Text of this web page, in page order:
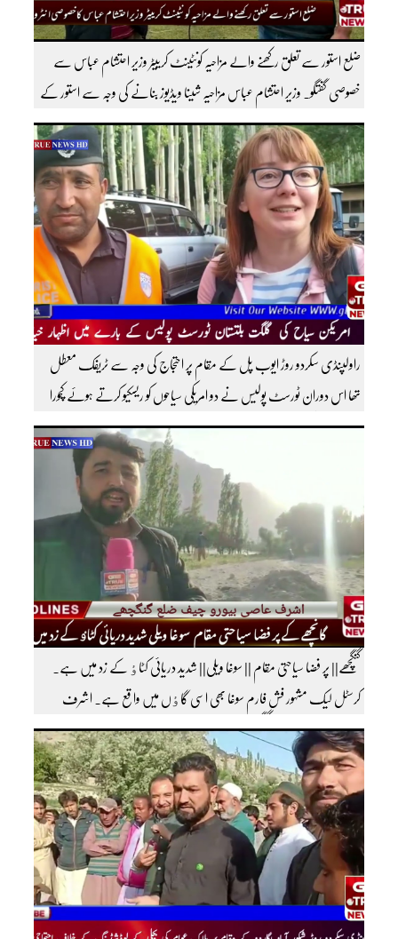
ضلع استور سے تعلق رکھنے والے مزاحیہ کونٹینٹ کرییٹر وزیر احتشام عباس سے
خصوصی گفتگو۔ وزیر احتشام عباس مزاحیہ شینا ویڈیوز بنانے کی وجہ سے استور کے
اندر کافی مشہور ہیں مزید اچھی اچھی ویڈیوز دیکھنے کے لئے ہمارے یوٹیوب چینل کو
سبسکرائب کریں
راولپنڈی سکردو روڑ ایوب پل کے مقام پر احتجاج کی وجہ سے ٹریفک معطل
تھا اس دوران ٹورسٹ پولیس نے دو امریکی سیاحوں کو ریسکیو کرتے ہوئے کچورا
پہنچایا تھا امریکی سیاحوں کی گلگت بلتستان ٹورسٹ پولیس کے بارے اظہار
خیال کرتے ہوئے مزید اچھی اچھی ویڈیوز دیکھنے کے لئے ہمارے یوٹیوب چینل کو
گنگچھے|| پر فضا سیاحتی مقام || سوغا ویلی|| شدید دریائی کٹاٶ کے زد میں ہے۔
کرسٹل لیک مشہور فش فارم سوغا بھی اسی گاٶں میں واقع ہے۔ اشرف
عاصی بیورو چیف ضلع گنگچھے مزید اپڈیٹس دیکھنے کے لئے ہمارے یوٹیوب چینل کو
سبسکرائب کریں